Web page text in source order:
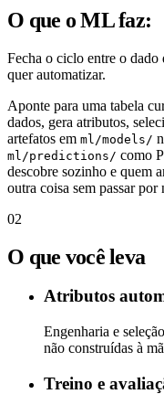
O que o ML faz:
Fecha o ciclo entre o dado
quer automatizar.
Aponte para uma tabela
dados, gera atributos,
artefatos em ml/models/
ml/predictions/ como
descobre sozinho e quem
outra coisa sem passar por
02
O que você leva
Atributos
Engenharia e
não construídas à
Treino e